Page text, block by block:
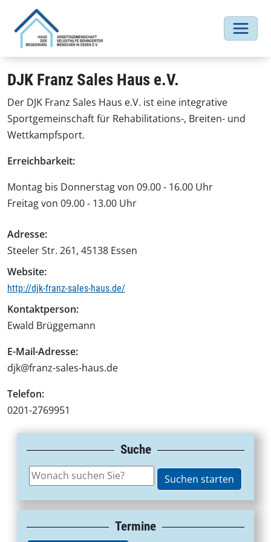
DJK Franz Sales Haus e.V.
Der DJK Franz Sales Haus e.V. ist eine integrative
Sportgemeinschaft für Rehabilitations-, Breiten- und
Wettkampfsport.
Erreichbarkeit:
Montag bis Donnerstag von 09.00 - 16.00 Uhr
Freitag von 09.00 - 13.00 Uhr
Adresse:
Steeler Str. 261, 45138 Essen
Website:
http://djk-franz-sales-haus.de/
Kontaktperson:
Ewald Brüggemann
E-Mail-Adresse:
djk@franz-sales-haus.de
Telefon:
0201-2769951
Suche
Termine